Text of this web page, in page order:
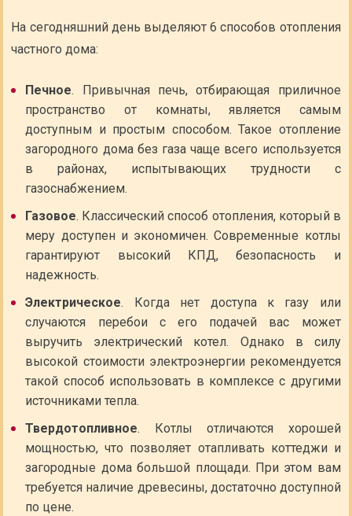
На сегодняшний день выделяют 6 способов отопления
частного дома:
Печное. Привычная печь, отбирающая приличное
пространство от комнаты, является самым
доступным и простым способом. Такое отопление
загородного дома без газа чаще всего используется
в районах, испытывающих трудности с
газоснабжением.
Газовое. Классический способ отопления, который в
меру доступен и экономичен. Современные котлы
гарантируют высокий КПД, безопасность и
надежность.
Электрическое. Когда нет доступа к газу или
случаются перебои с его подачей вас может
выручить электрический котел. Однако в силу
высокой стоимости электроэнергии рекомендуется
такой способ использовать в комплексе с другими
источниками тепла.
Твердотопливное. Котлы отличаются хорошей
мощностью, что позволяет отапливать коттеджи и
загородные дома большой площади. При этом вам
требуется наличие древесины, достаточно доступной
по цене.